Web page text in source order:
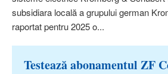
subsidiara locală a grupului german
raportat pentru 2025 o...
Testează abonamentul ZF